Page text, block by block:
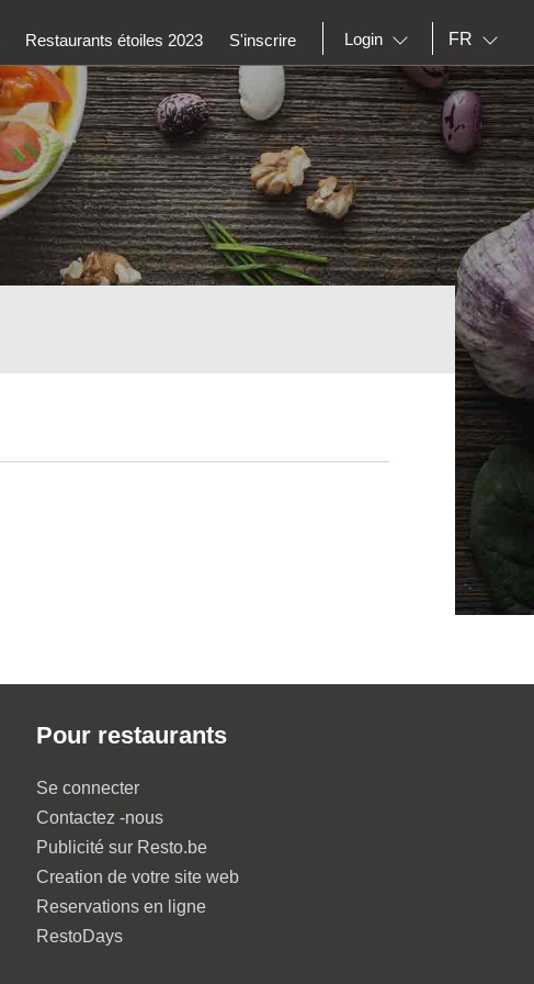
Restaurants étoiles 2023 S'inscrire Login FR
Pour restaurants
Se connecter
Contactez -nous
Publicité sur Resto.be
Creation de votre site web
Reservations en ligne
RestoDays